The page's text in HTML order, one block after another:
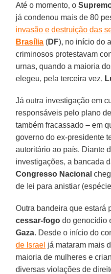
Até o momento, o
já condenou mais de 80
invasão e destruição das
Brasília (DF), no início do
criminosos protestavam
urnas, quando a maioria
elegeu, pela terceira vez,
Já outra investigação em
responsáveis pelo plano
também fracassado – em
governo do ex-presidente
autoritário ao país. Diante
investigações, a bancada
Congresso Nacional
de lei para anistiar
Outra bandeira que estará
cessar-fogo do genocídio
Gaza. Desde o início do
de Israel já mataram mais
maioria de mulheres e
diversas violações de